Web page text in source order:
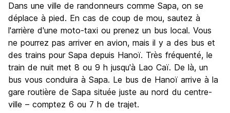
Dans une ville de randonneurs comme Sapa, on se
déplace à pied. En cas de coup de mou, sautez à
l'arrière d'une moto-taxi ou prenez un bus local. Vous
ne pourrez pas arriver en avion, mais il y a des bus et
des trains pour Sapa depuis Hanoï. Très fréquenté, le
train de nuit met 8 ou 9 h jusqu'à Lao Caï. De là, un
bus vous conduira à Sapa. Le bus de Hanoï arrive à la
gare routière de Sapa située juste au nord du centre-
ville – comptez 6 ou 7 h de trajet.